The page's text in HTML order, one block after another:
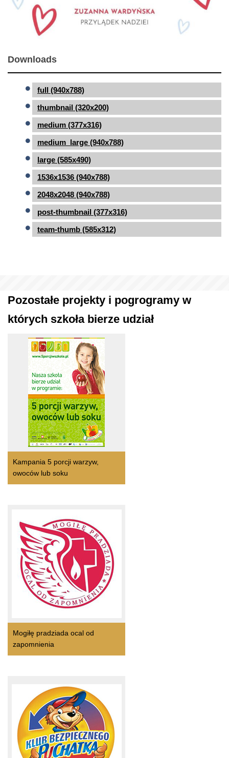
Downloads
full (940x788)
thumbnail (320x200)
medium (377x316)
medium_large (940x788)
large (585x490)
1536x1536 (940x788)
2048x2048 (940x788)
post-thumbnail (377x316)
team-thumb (585x312)
Pozostałe projekty i pogrogramy w
których szkoła bierze udział
Kampania 5 porcji warzyw,
owoców lub soku
Mogiłę pradziada ocal od
zapomnienia